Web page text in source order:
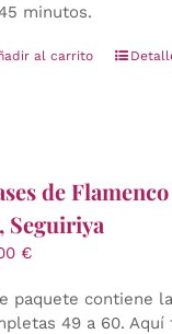
minutos.
al carrito
de
Seguiriya
€
paquete contiene
49 a 60. Aquí